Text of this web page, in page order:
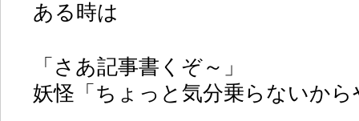
ある時は
「さあ記事書くぞ～」
妖怪「ちょっと気分乗らないか